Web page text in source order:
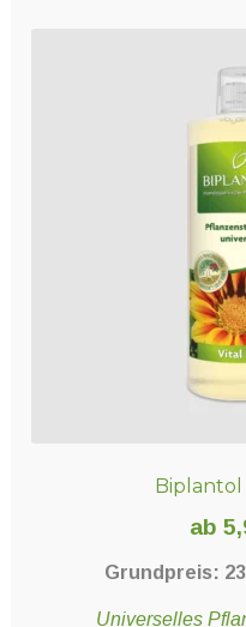
Biplantol
ab
Grundpreis:
Universelles